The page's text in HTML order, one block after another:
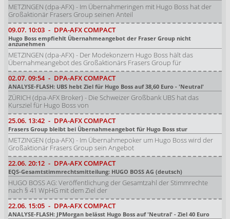
METZINGEN (dpa-AFX) - Im Übernahmeringen mit Hugo Boss hat der
Großaktionär Frasers Group seinen Anteil
09.07. 10:03 - DPA-AFX COMPACT
Hugo Boss empfiehlt Übernahmeangebot der Fraser Group nicht
anzunehmen
METZINGEN (dpa-AFX) - Der Modekonzern Hugo Boss hält das
Übernahmeangebot des Großaktionärs Frasers Group für
02.07. 09:54 - DPA-AFX COMPACT
ANALYSE-FLASH: UBS hebt Ziel für Hugo Boss auf 38,60 Euro - 'Neutral'
ZÜRICH (dpa-AFX Broker) - Die Schweizer Großbank UBS hat das
Kursziel für Hugo Boss von
25.06. 13:42 - DPA-AFX COMPACT
Frasers Group bleibt bei Übernahmeangebot für Hugo Boss stur
METZINGEN (dpa-AFX) - Im Übernahmepoker um Hugo Boss wird der
Großaktionär Frasers Group sein Angebot
22.06. 20:12 - DPA-AFX COMPACT
EQS-Gesamtstimmrechtsmitteilung: HUGO BOSS AG (deutsch)
HUGO BOSS AG: Veröffentlichung der Gesamtzahl der Stimmrechte
nach § 41 WpHG mit dem Ziel der
22.06. 15:05 - DPA-AFX COMPACT
ANALYSE-FLASH: JPMorgan belässt Hugo Boss auf 'Neutral' - Ziel 40 Euro